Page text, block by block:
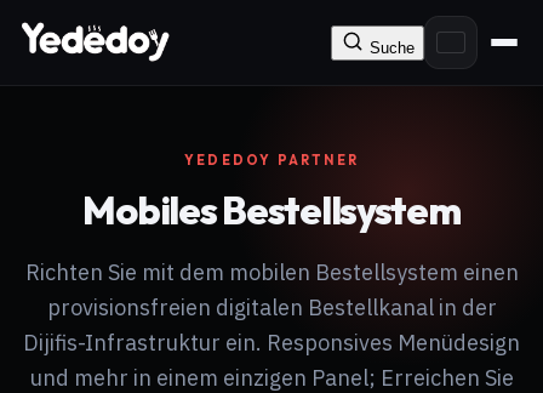
Suche
YEDEDOY PARTNER
Mobiles Bestellsystem
Richten Sie mit dem mobilen Bestellsystem einen
provisionsfreien digitalen Bestellkanal in der
Dijifis-Infrastruktur ein. Responsives Menüdesign
und mehr in einem einzigen Panel; Erreichen Sie